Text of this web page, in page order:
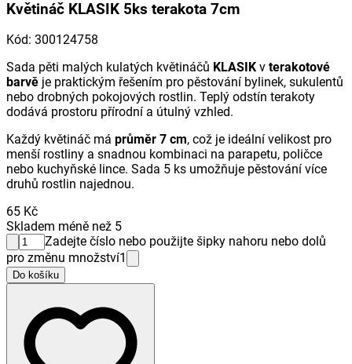
Květináč KLASIK 5ks terakota 7cm
Kód: 300124758
Sada pěti malých kulatých květináčů KLASIK v terakotové
barvě je praktickým řešením pro pěstování bylinek, sukulentů
nebo drobných pokojových rostlin. Teplý odstín terakoty
dodává prostoru přírodní a útulný vzhled.
Každý květináč má průměr 7 cm, což je ideální velikost pro
menší rostliny a snadnou kombinaci na parapetu, poličce
nebo kuchyňské lince. Sada 5 ks umožňuje pěstování více
druhů rostlin najednou.
65 Kč
Skladem méně než 5
Zadejte číslo nebo použijte šipky nahoru nebo dolů
pro změnu množství1
Do košíku